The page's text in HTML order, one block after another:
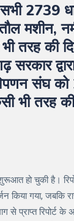
2739
मशीन,
तरह की
सरकार
संघ
भी तरह
हो चुकी है।
किया गया,
प्राप्त रिपोर्ट